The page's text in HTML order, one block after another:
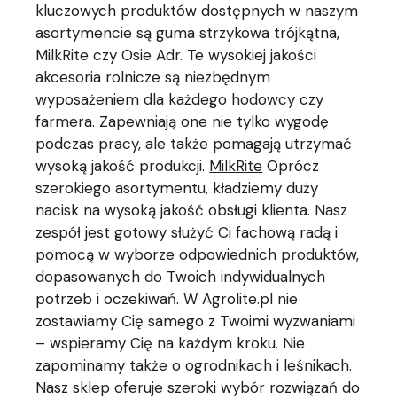
kluczowych produktów dostępnych w naszym
asortymencie są guma strzykowa trójkątna,
MilkRite czy Osie Adr. Te wysokiej jakości
akcesoria rolnicze są niezbędnym
wyposażeniem dla każdego hodowcy czy
farmera. Zapewniają one nie tylko wygodę
podczas pracy, ale także pomagają utrzymać
wysoką jakość produkcji. MilkRite Oprócz
szerokiego asortymentu, kładziemy duży
nacisk na wysoką jakość obsługi klienta. Nasz
zespół jest gotowy służyć Ci fachową radą i
pomocą w wyborze odpowiednich produktów,
dopasowanych do Twoich indywidualnych
potrzeb i oczekiwań. W Agrolite.pl nie
zostawiamy Cię samego z Twoimi wyzwaniami
– wspieramy Cię na każdym kroku. Nie
zapominamy także o ogrodnikach i leśnikach.
Nasz sklep oferuje szeroki wybór rozwiązań do